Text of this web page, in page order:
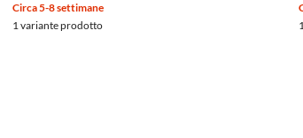
Circa 5-8 settimane
1 variante prodotto